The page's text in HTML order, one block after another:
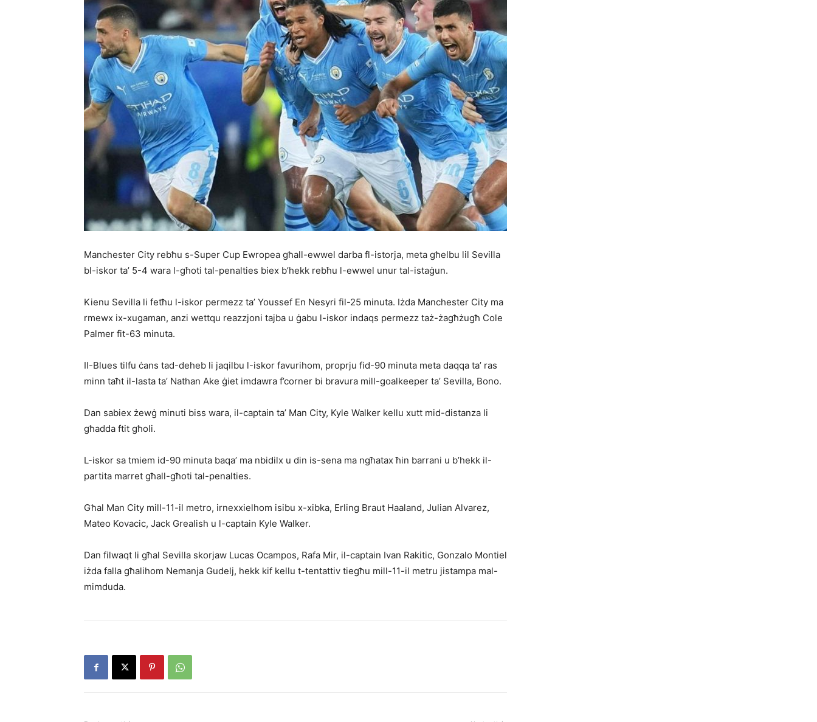
Manchester City rebħu s-Super Cup Ewropea għall-ewwel darba fl-istorja, meta għelbu lil Sevilla
bl-iskor ta’ 5-4 wara l-għoti tal-penalties biex b’hekk rebħu l-ewwel unur tal-istaġun.
Kienu Sevilla li fetħu l-iskor permezz ta’ Youssef En Nesyri fil-25 minuta. Iżda Manchester City ma
rmewx ix-xugaman, anzi wettqu reazzjoni tajba u ġabu l-iskor indaqs permezz taż-żagħżugħ Cole
Palmer fit-63 minuta.
Il-Blues tilfu ċans tad-deheb li jaqilbu l-iskor favurihom, proprju fid-90 minuta meta daqqa ta’ ras
minn taħt il-lasta ta’ Nathan Ake ġiet imdawra f’corner bi bravura mill-goalkeeper ta’ Sevilla, Bono.
Dan sabiex żewġ minuti biss wara, il-captain ta’ Man City, Kyle Walker kellu xutt mid-distanza li
għadda ftit għoli.
L-iskor sa tmiem id-90 minuta baqa’ ma nbidilx u din is-sena ma ngħatax ħin barrani u b’hekk il-
partita marret għall-għoti tal-penalties.
Għal Man City mill-11-il metro, irnexxielhom isibu x-xibka, Erling Braut Haaland, Julian Alvarez,
Mateo Kovacic, Jack Grealish u l-captain Kyle Walker.
Dan filwaqt li għal Sevilla skorjaw Lucas Ocampos, Rafa Mir, il-captain Ivan Rakitic, Gonzalo Montiel
iżda falla għalihom Nemanja Gudelj, hekk kif kellu t-tentattiv tiegħu mill-11-il metru jistampa mal-
mimduda.